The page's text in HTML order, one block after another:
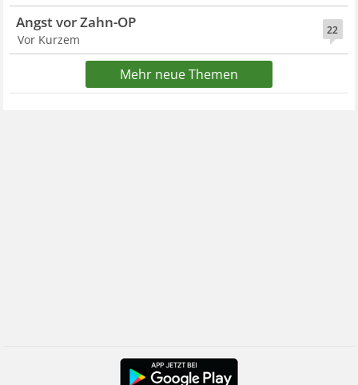
22
Angst vor Zahn-OP
Vor Kurzem
Mehr neue Themen